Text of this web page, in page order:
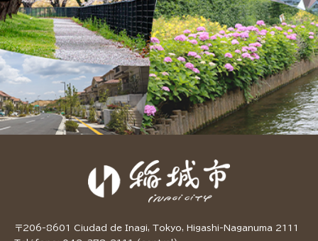
〒206-8601 Ciudad de Inagi, Tokyo, Higashi-Naganuma 2111